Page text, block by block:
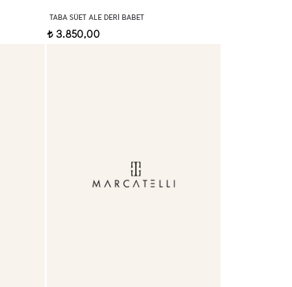
TABA SÜET ALE DERI BABET
t3.850,00